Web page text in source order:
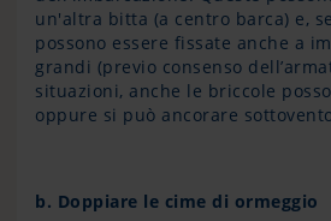
un'altra bitta (a centro barca) e,
possono essere fissate anche a
grandi (previo consenso
situazioni, anche le briccole
oppure si può ancorare
b. Doppiare le cime di ormeggio